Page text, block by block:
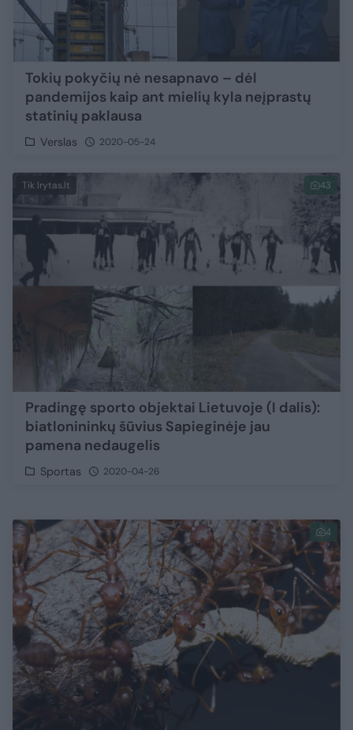
Tokių pokyčių nė nesapnavo – dėl
pandemijos kaip ant mielių kyla neįprastų
statinių paklausa
Verslas 2020-05-24
Tik lrytas.lt 43
Pradingę sporto objektai Lietuvoje (I dalis):
biatlonininkų šūvius Sapieginėje jau
pamena nedaugelis
Sportas 2020-04-26
4